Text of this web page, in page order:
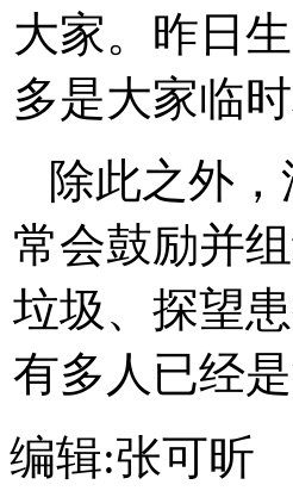
大家。昨日
多是大家临
除此之外
常会鼓励并
垃圾、探望
有多人已经
编辑:张可昕